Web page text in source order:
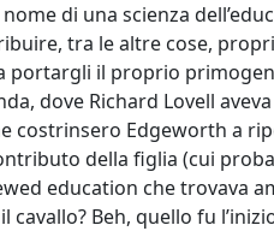
di una scienza
tra le altre cose,
portargli il proprio
dove Richard Lovell
costrinsero Edgeworth a
della figlia (cui
education che trovava
Beh, quello fu